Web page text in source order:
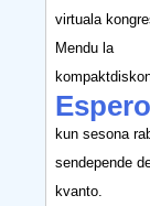
virtuala
Mendu la
Espero
kun sesona
sendepende
kvanto.